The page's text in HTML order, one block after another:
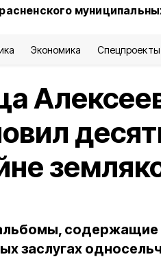
Экономика Спецпроекты
заслугах